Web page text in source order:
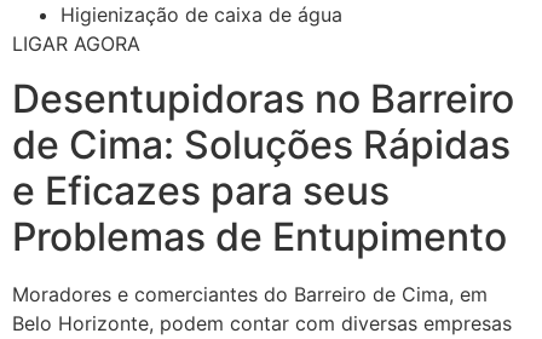
Higienização de caixa de água
LIGAR AGORA
Desentupidoras no Barreiro
de Cima: Soluções Rápidas
e Eficazes para seus
Problemas de Entupimento
Moradores e comerciantes do Barreiro de Cima, em
Belo Horizonte, podem contar com diversas empresas